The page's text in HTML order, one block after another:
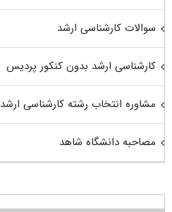
سوالات کارشناسی ارشد
کارشناسی ارشد بدون کنکور پردیس
مشاوره انتخاب رشته کارشناسی ارشد
مصاحبه دانشگاه شاهد